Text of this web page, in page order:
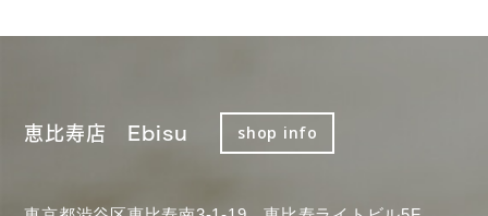
恵比寿店 Ebisu shop info